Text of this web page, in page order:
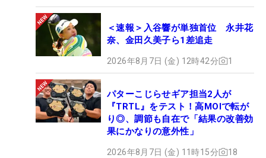
＜速報＞入谷響が単独首位 永井花
奈、金田久美子ら1差追走
2026年8月7日 (金) 12時42分 1
パターこじらせギア担当2人が
『TRTL』をテスト！高MOIで転が
り◎、調節も自在で「結果の改善効
果にかなりの意外性」
2026年8月7日 (金) 11時15分 18